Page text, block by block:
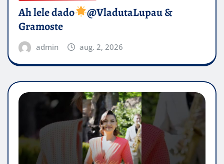
Ah lele dado​
@VladutaLupau &
Gramoste
admin aug. 2, 2026